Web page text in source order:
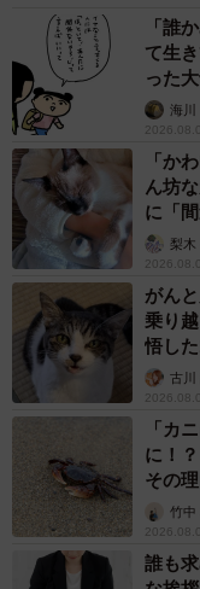
「誰
て生
った
海川
「か
ん坊
に「
梨木
がん
乗り
悟し
古川
「カ
に！
その
竹中
誰も